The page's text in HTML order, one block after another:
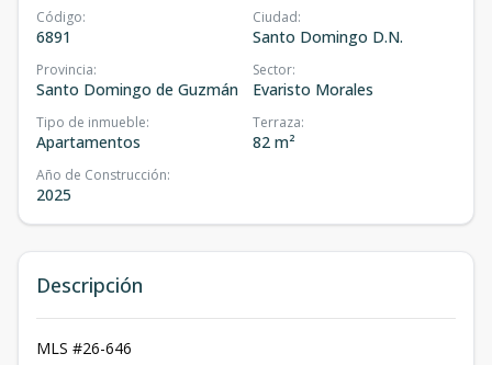
Código:
6891
Ciudad:
Santo Domingo D.N.
Provincia:
Santo Domingo de Guzmán
Sector:
Evaristo Morales
Tipo de inmueble:
Apartamentos
Terraza:
82 m²
Año de Construcción:
2025
Descripción
MLS #26-646